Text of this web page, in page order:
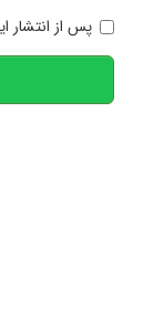
پس از انتشار